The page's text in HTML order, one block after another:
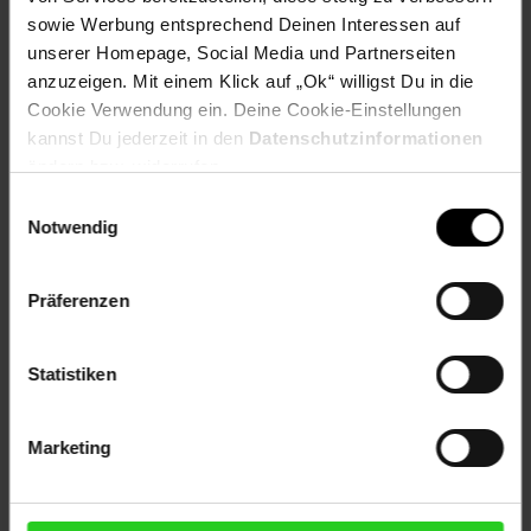
sowie Werbung entsprechend Deinen Interessen auf
unserer Homepage, Social Media und Partnerseiten
anzuzeigen. Mit einem Klick auf „Ok“ willigst Du in die
Cookie Verwendung ein. Deine Cookie-Einstellungen
kannst Du jederzeit in den Datenschutzinformationen
Notwendig
Präferenzen
Statistiken
Marketing
1x Schuhschrank mit Sitzkissen
1x Schrauben-Set
1x Montageanleitung
Artikelnummer: 2276244000
EAN: 0753626139899
Versandinformationen
Herstellerinformationen